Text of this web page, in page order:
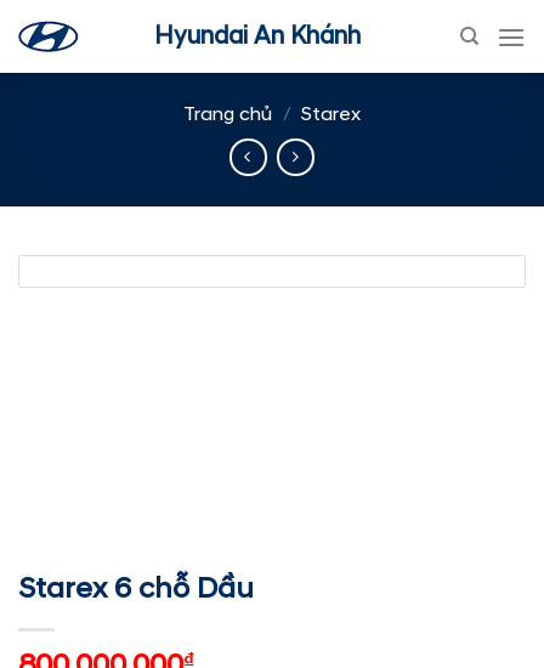
to
content
Hyundai An Khánh
Trang chủ / Starex
Starex 6 chỗ Dầu
₫